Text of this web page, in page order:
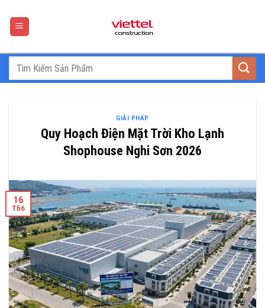
content
GIẢI PHÁP
Quy Hoạch Điện Mặt Trời Kho Lạnh
Shophouse Nghi Sơn 2026
16
Th6